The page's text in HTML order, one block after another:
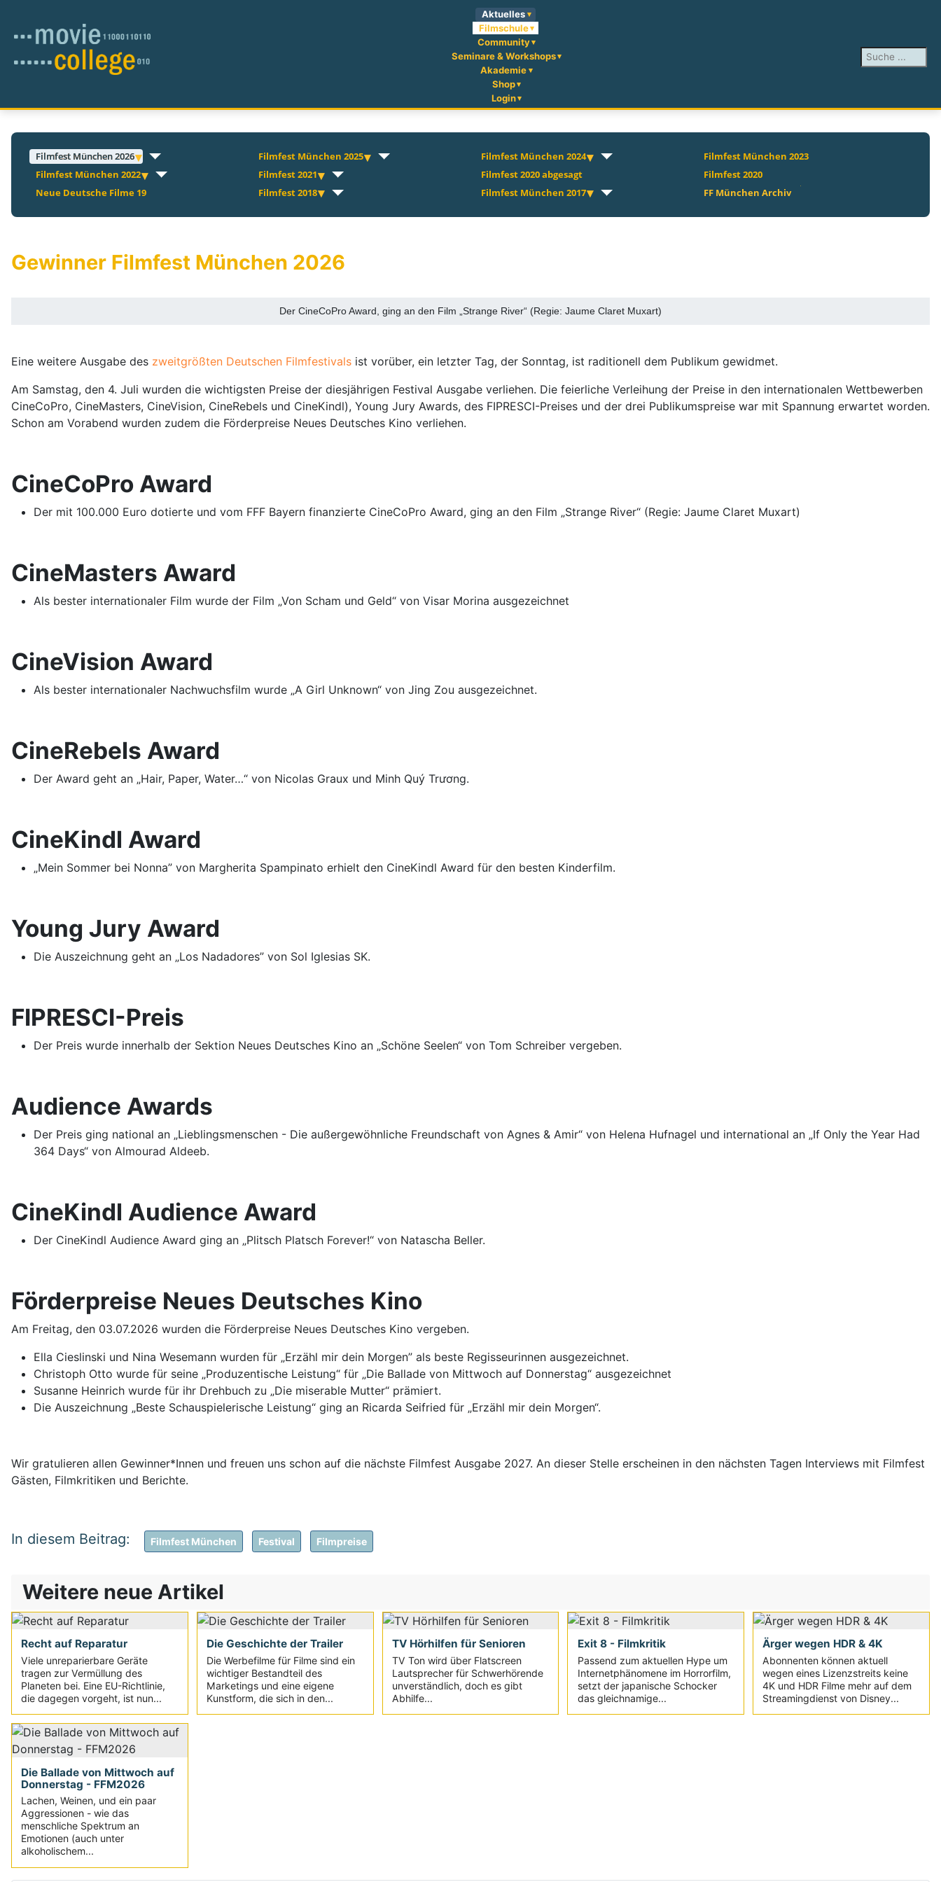
Aktuelles
Filmschule
Community
Seminare & Workshops
Akademie
Shop
Login
Suchen ...
Filmfest München 2026 Filmfest München 2025 Filmfest München 2024
Filmfest München 2023
Filmfest München 2022
Filmfest 2021 Filmfest 2020 abgesagt
Filmfest 2020
Neue Deutsche Filme 19
Filmfest 2018 Filmfest München 2017 FF München Archiv
Gewinner Filmfest München 2026
Der CineCoPro Award, ging an den Film „Strange River“ (Regie: Jaume Claret Muxart)
Eine weitere Ausgabe des zweitgrößten Deutschen Filmfestivals ist vorüber, ein letzter Tag, der Sonntag, ist raditionell dem Publikum gewidmet.
Am Samstag, den 4. Juli wurden die wichtigsten Preise der diesjährigen Festival Ausgabe verliehen. Die feierliche Verleihung der Preise in den internationalen Wettbewerben
CineCoPro, CineMasters, CineVision, CineRebels und CineKindl), Young Jury Awards, des FIPRESCI-Preises und der drei Publikumspreise war mit Spannung erwartet worden.
Schon am Vorabend wurden zudem die Förderpreise Neues Deutsches Kino verliehen.
CineCoPro Award
Der mit 100.000 Euro dotierte und vom FFF Bayern finanzierte CineCoPro Award, ging an den Film „Strange River“ (Regie: Jaume Claret Muxart)
CineMasters Award
Als bester internationaler Film wurde der Film „Von Scham und Geld“ von Visar Morina ausgezeichnet
CineVision Award
Als bester internationaler Nachwuchsfilm wurde „A Girl Unknown“ von Jing Zou ausgezeichnet.
CineRebels Award
Der Award geht an „Hair, Paper, Water…“ von Nicolas Graux und Minh Quý Trương.
CineKindl Award
„Mein Sommer bei Nonna” von Margherita Spampinato erhielt den CineKindl Award für den besten Kinderfilm.
Young Jury Award
Die Auszeichnung geht an „Los Nadadores” von Sol Iglesias SK.
FIPRESCI-Preis
Der Preis wurde innerhalb der Sektion Neues Deutsches Kino an „Schöne Seelen“ von Tom Schreiber vergeben.
Audience Awards
Der Preis ging national an „Lieblingsmenschen - Die außergewöhnliche Freundschaft von Agnes & Amir“ von Helena Hufnagel und international an „If Only the Year Had
364 Days“ von Almourad Aldeeb.
CineKindl Audience Award
Der CineKindl Audience Award ging an „Plitsch Platsch Forever!“ von Natascha Beller.
Förderpreise Neues Deutsches Kino
Am Freitag, den 03.07.2026 wurden die Förderpreise Neues Deutsches Kino vergeben.
Ella Cieslinski und Nina Wesemann wurden für „Erzähl mir dein Morgen” als beste Regisseurinnen ausgezeichnet.
Christoph Otto wurde für seine „Produzentische Leistung“ für „Die Ballade von Mittwoch auf Donnerstag“ ausgezeichnet
Susanne Heinrich wurde für ihr Drehbuch zu „Die miserable Mutter“ prämiert.
Die Auszeichnung „Beste Schauspielerische Leistung“ ging an Ricarda Seifried für „Erzähl mir dein Morgen“.
Wir gratulieren allen Gewinner*Innen und freuen uns schon auf die nächste Filmfest Ausgabe 2027. An dieser Stelle erscheinen in den nächsten Tagen Interviews mit Filmfest
Gästen, Filmkritiken und Berichte.
Filmfest München Festival Filmpreise
Weitere neue Artikel
Recht auf Reparatur
Viele unreparierbare Geräte
tragen zur Vermüllung des
Planeten bei. Eine EU-Richtlinie,
die dagegen vorgeht, ist nun...
Die Geschichte der Trailer
Die Werbefilme für Filme sind ein
wichtiger Bestandteil des
Marketings und eine eigene
Kunstform, die sich in den...
TV Hörhilfen für Senioren
TV Ton wird über Flatscreen
Lautsprecher für Schwerhörende
unverständlich, doch es gibt
Abhilfe...
Exit 8 - Filmkritik
Passend zum aktuellen Hype um
Internetphänomene im Horrorfilm,
setzt der japanische Schocker
das gleichnamige...
Ärger wegen HDR & 4K
Abonnenten können aktuell
wegen eines Lizenzstreits keine
4K und HDR Filme mehr auf dem
Streamingdienst von Disney...
Die Ballade von Mittwoch auf
Donnerstag - FFM2026
Lachen, Weinen, und ein paar
Aggressionen - wie das
menschliche Spektrum an
Emotionen (auch unter
alkoholischem...